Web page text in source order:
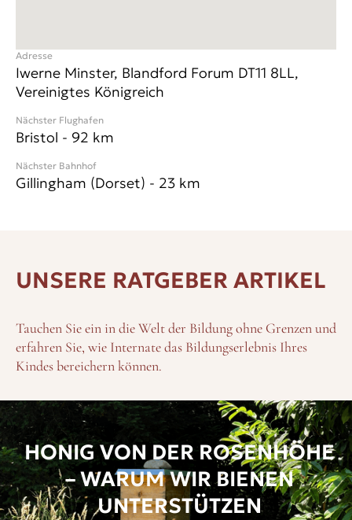
Vorurteilen gegenüber der englischen Kochkunst
widerspricht und selbst Feinschmecker zu überzeugen
vermag!
Adresse
Iwerne Minster, Blandford Forum DT11 8LL,
Vereinigtes Königreich
Nächster Flughafen
Bristol - 92 km
Nächster Bahnhof
Gillingham (Dorset) - 23 km
UNSERE RATGEBER ARTIKEL
Tauchen Sie ein in die Welt der Bildung ohne Grenzen und
erfahren Sie, wie Internate das Bildungserlebnis Ihres
Kindes bereichern können.
HONIG VON DER ROSENHÖHE
– WARUM WIR BIENEN
UNTERSTÜTZEN